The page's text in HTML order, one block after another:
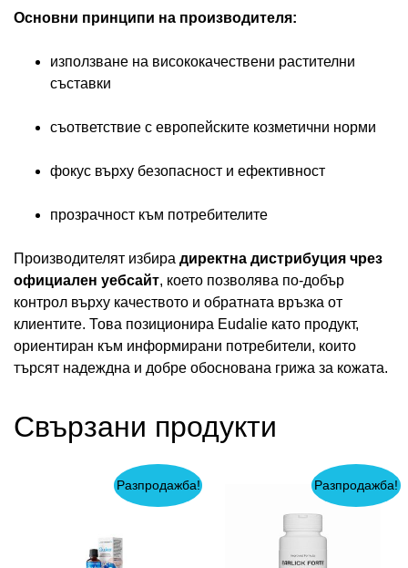
Основни принципи на производителя:
използване на висококачествени растителни
съставки
съответствие с европейските козметични норми
фокус върху безопасност и ефективност
прозрачност към потребителите
Производителят избира директна дистрибуция чрез
официален уебсайт, което позволява по-добър
контрол върху качеството и обратната връзка от
клиентите. Това позиционира Eudalie като продукт,
ориентиран към информирани потребители, които
търсят надеждна и добре обоснована грижа за кожата.
Свързани продукти
Разпродажба! Разпродажба!